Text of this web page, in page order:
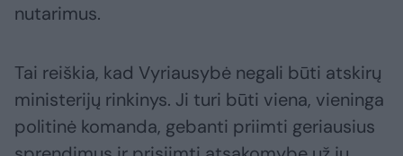
nutarimus.
Tai reiškia, kad Vyriausybė negali būti atskirų
ministerijų rinkinys. Ji turi būti viena, vieninga
politinė komanda, gebanti priimti geriausius